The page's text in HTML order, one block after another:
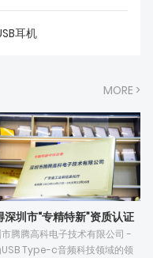
耳机
MORE >
深圳市“专精特新”资质认证
腾腾高科电子技术有限公司 -
Type-c音频科技领域的领